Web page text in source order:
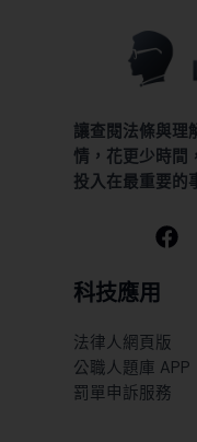
讓查閱法條與理
情，花更少時間
投入在最重要的
科技應用
法律人網頁版
公職人題庫 APP
罰單申訴服務